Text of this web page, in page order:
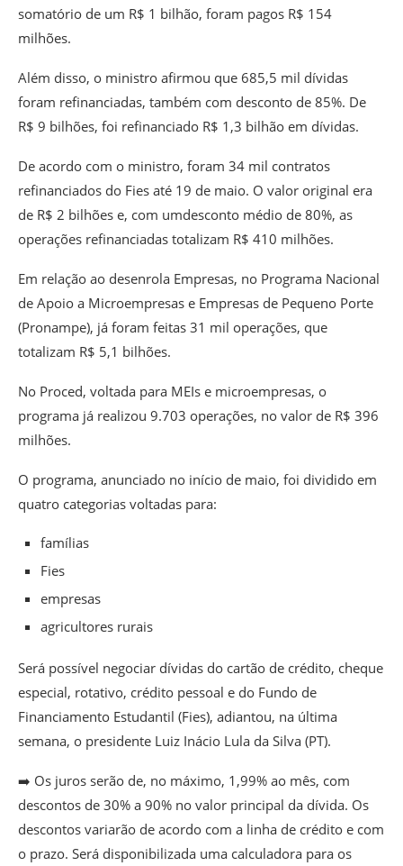
somatório de um R$ 1 bilhão, foram pagos R$ 154
milhões.
Além disso, o ministro afirmou que 685,5 mil dívidas
foram refinanciadas, também com desconto de 85%. De
R$ 9 bilhões, foi refinanciado R$ 1,3 bilhão em dívidas.
De acordo com o ministro, foram 34 mil contratos
refinanciados do Fies até 19 de maio. O valor original era
de R$ 2 bilhões e, com umdesconto médio de 80%, as
operações refinanciadas totalizam R$ 410 milhões.
Em relação ao desenrola Empresas, no Programa Nacional
de Apoio a Microempresas e Empresas de Pequeno Porte
(Pronampe), já foram feitas 31 mil operações, que
totalizam R$ 5,1 bilhões.
No Proced, voltada para MEIs e microempresas, o
programa já realizou 9.703 operações, no valor de R$ 396
milhões.
O programa, anunciado no início de maio, foi dividido em
quatro categorias voltadas para:
famílias
Fies
empresas
agricultores rurais
Será possível negociar dívidas do cartão de crédito, cheque
especial, rotativo, crédito pessoal e do Fundo de
Financiamento Estudantil (Fies), adiantou, na última
semana, o presidente Luiz Inácio Lula da Silva (PT).
➡️ Os juros serão de, no máximo, 1,99% ao mês, com
descontos de 30% a 90% no valor principal da dívida. Os
descontos variarão de acordo com a linha de crédito e com
o prazo. Será disponibilizada uma calculadora para os